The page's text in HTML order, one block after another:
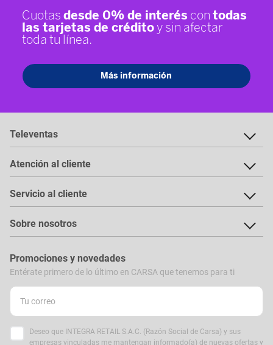
Televentas
Atención al cliente
Servicio al cliente
Sobre nosotros
Promociones y novedades
Entérate primero de lo último en CARSA que tenemos para ti
Deseo que INTEGRA RETAIL S.A.C. (Razón Social de Carsa) y sus
empresas vinculadas me mantengan informado(a) de nuevas ofertas y